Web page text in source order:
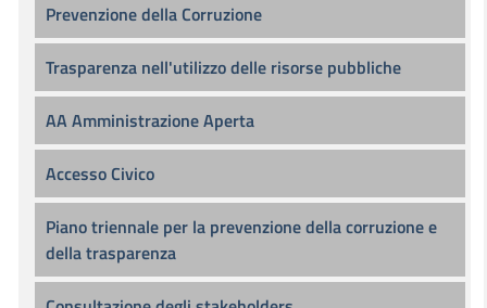
Prevenzione della Corruzione
Trasparenza nell'utilizzo delle risorse pubbliche
AA Amministrazione Aperta
Accesso Civico
Piano triennale per la prevenzione della corruzione e
della trasparenza